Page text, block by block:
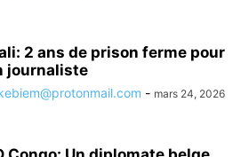
2 ans de prison ferme pour
journaliste
- mars 24, 2026